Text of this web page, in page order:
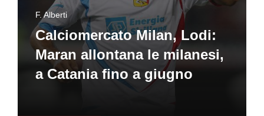
F. Alberti
Calciomercato Milan, Lodi:
Maran allontana le milanesi,
a Catania fino a giugno